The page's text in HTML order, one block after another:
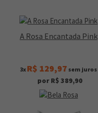
A Rosa Encantada Pink
3x R$ 129,97 sem juros
por R$ 389,90